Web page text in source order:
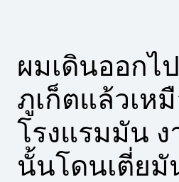
ผมเดินออกไ
ภูเก็ตแล้วเห
โรงแรมมัน ง
นั้นโดนเตี่ยมั